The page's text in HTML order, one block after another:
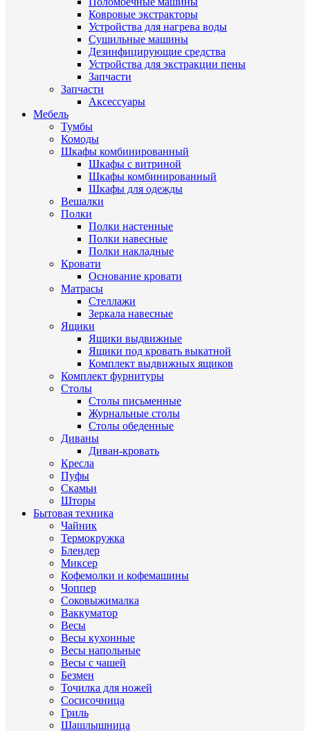
Ковровые экстракторы
Устройства для нагрева воды
Сушильные машины
Дезинфицирующие средства
Устройства для экстракции пены
Запчасти
Запчасти
Аксессуары
Мебель
Тумбы
Комоды
Шкафы комбинированный
Шкафы с витриной
Шкафы комбинированный
Шкафы для одежды
Вешалки
Полки
Полки настенные
Полки навесные
Полки накладные
Кровати
Основание кровати
Матрасы
Стеллажи
Зеркала навесные
Ящики
Ящики выдвижные
Ящики под кровать выкатной
Комплект выдвижных ящиков
Комплект фурнитуры
Столы
Столы письменные
Журнальные cтолы
Столы обеденные
Диваны
Диван-кровать
Кресла
Пуфы
Скамьи
Шторы
Бытовая техника
Чайник
Термокружка
Блендер
Миксер
Кофемолки и кофемашины
Чоппер
Соковыжималка
Ваккуматор
Весы
Весы кухонные
Весы напольные
Весы с чашей
Безмен
Точилка для ножей
Сосисочница
Гриль
Шашлышница